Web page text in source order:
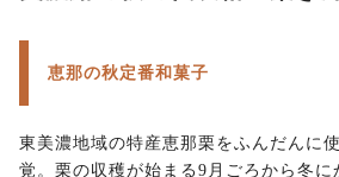
恵那の秋定番和菓子
東美濃地域の特産恵那栗をふんだんに
覚。栗の収穫が始まる9月ごろから冬に